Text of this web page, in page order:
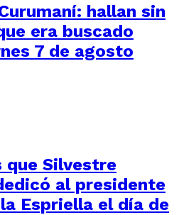
hallan sin
era buscado
7 de agosto
que Silvestre
al presidente
Espriella el día de